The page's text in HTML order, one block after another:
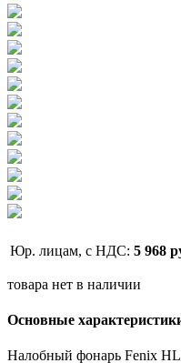
Юр. лицам, с НДС: 5 968
товара нет в наличии
Основные
Налобный фонарь Fenix